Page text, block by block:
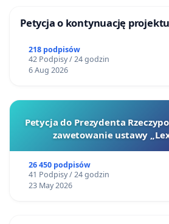
Petycja o kontynuację
218 podpisów
42 Podpisy / 24 godzin
6 Aug 2026
Petycja do Prezydenta
zawetowanie ustawy
26 450 podpisów
41 Podpisy / 24 godzin
23 May 2026